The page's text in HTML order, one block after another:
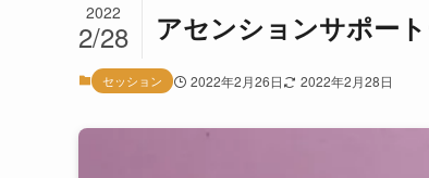
アセンションサポー
2022
2/28
セッション 2022年2月26日 2022年2月28日